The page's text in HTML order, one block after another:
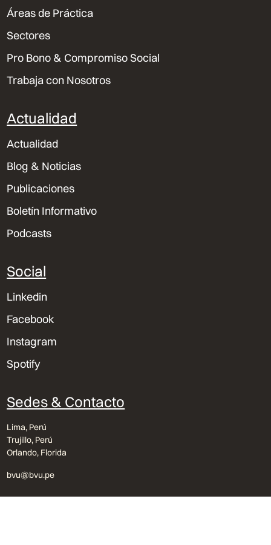
Áreas de Práctica
Sectores
Pro Bono & Compromiso Social
Trabaja con Nosotros
Actualidad
Actualidad
Blog & Noticias
Publicaciones
Boletín Informativo
Podcasts
Social
Linkedin
Facebook
Instagram
Spotify
Sedes & Contacto
Lima, Perú
Trujillo, Perú
Orlando, Florida
bvu@bvu.pe